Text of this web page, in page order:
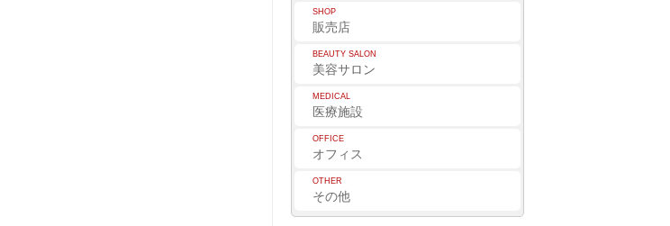
SHOP
販売店
BEAUTY SALON
美容サロン
MEDICAL
医療施設
OFFICE
オフィス
OTHER
その他